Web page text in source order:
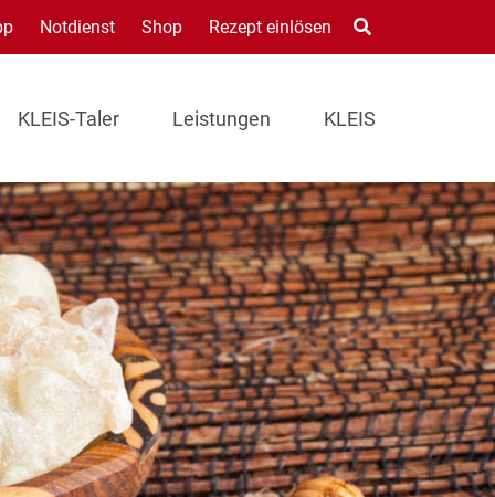
Notdienst Shop Rezept einlösen
KLEIS-Taler Leistungen KLEIS